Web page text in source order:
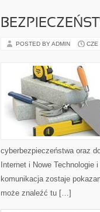
POSTED BY ADMIN CZE
cyberbezpieczeństwa oraz
Internet i Nowe
komunikacja zostaje
może znaleźć tu […]